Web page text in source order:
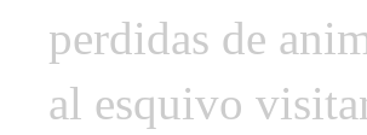
perdidas de
al esquivo